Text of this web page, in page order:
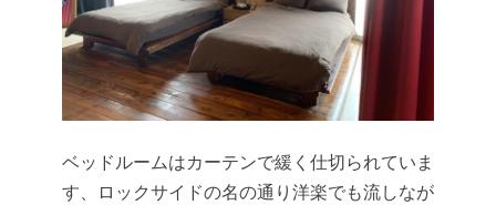
ベッドルームはカーテンで緩く仕切られていま
す、ロックサイドの名の通り洋楽でも流しなが